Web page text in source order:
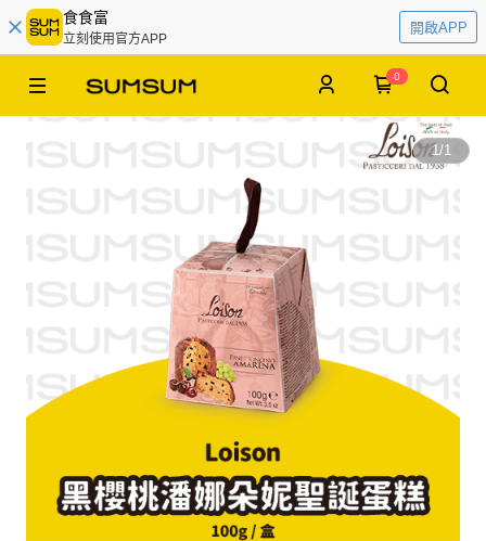
食食富
立刻使用官方APP
開啟APP
0
1/1